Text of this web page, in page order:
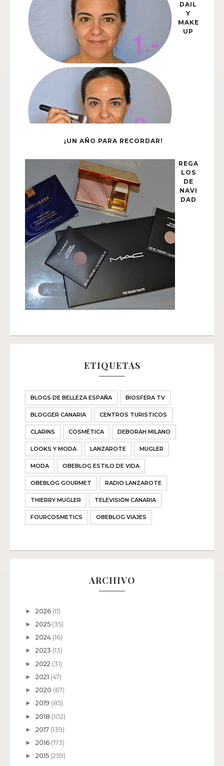
DAIL
Y
MAKE
UP
¡UN AÑO PARA RECORDAR!
REGA
LOS
DE
NAVI
DAD
ETIQUETAS
BLOGS DE BELLEZA ESPAÑA BIOSFERA TV
BLOGGER CANARIA CENTROS TURISTICOS
CLARINS COSMÉTICA DEBORAH MILANO
LOOKS Y MODA LANZAROTE MUGLER
MODA OBEBLOG ESTILO DE VIDA
OBEBLOG GOURMET RADIO LANZAROTE
THIERRY MUGLER TELEVISIÓN CANARIA
FOURCOSMETICS OBEBLOG VIAJES
ARCHIVO
► 2026 (11)
► 2025 (35)
► 2024 (16)
► 2023 (13)
► 2022 (31)
► 2021 (47)
► 2020 (67)
► 2019 (85)
► 2018 (102)
► 2017 (139)
► 2016 (173)
► 2015 (259)